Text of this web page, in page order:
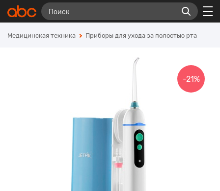
Медицинская техника Приборы для ухода за полостью рта
-21%